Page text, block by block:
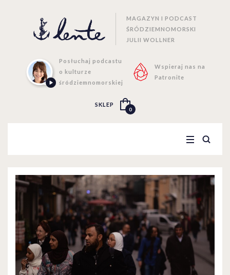
MAGAZYN I PODCAST
ŚRÓDZIEMNOMORSKI
JULII WOLLNER
Posłuchaj podcastu
o kulturze
śródziemnomorskiej
Wspieraj nas na
Patronite
SKLEP
0